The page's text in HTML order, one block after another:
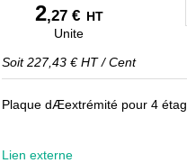
2,27 € HT
Unite
Soit227,43 € HT/Cent
Plaque dÆextrémité pour 4
Lien externe